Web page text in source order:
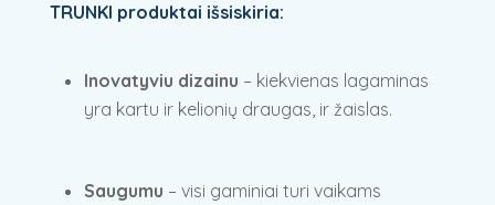
TRUNKI produktai išsiskiria:
Inovatyviu dizainu – kiekvienas lagaminas
yra kartu ir kelionių draugas, ir žaislas.
Saugumu – visi gaminiai turi vaikams